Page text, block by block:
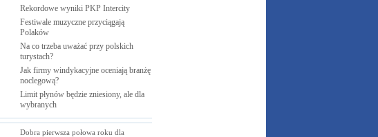
Rekordowe wyniki PKP Intercity
Festiwale muzyczne przyciągają
Polaków
Na co trzeba uważać przy polskich
turystach?
Jak firmy windykacyjne oceniają branżę
noclegową?
Limit płynów będzie zniesiony, ale dla
wybranych
Dobra pierwsza połowa roku dla